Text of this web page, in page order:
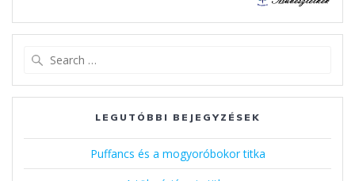
LEGUTÓBBI BEJEGYZÉSEK
Puffancs és a mogyoróbokor titka